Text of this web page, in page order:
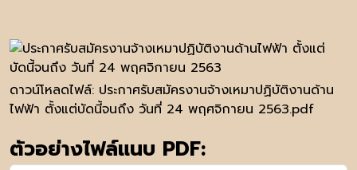
ดาวน์โหลดไฟล์: ประกาศรับสมัครงานจ้างเหมาปฏิบัติงานด้าน
ไฟฟ้า ตั้งแต่บัดนี้จนถึง วันที่ 24 พฤศจิกายน 2563.pdf
ตัวอย่างไฟล์แนบ PDF: